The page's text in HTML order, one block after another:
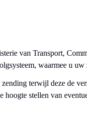
van Transport,
waarmee u
terwijl deze de
stellen van